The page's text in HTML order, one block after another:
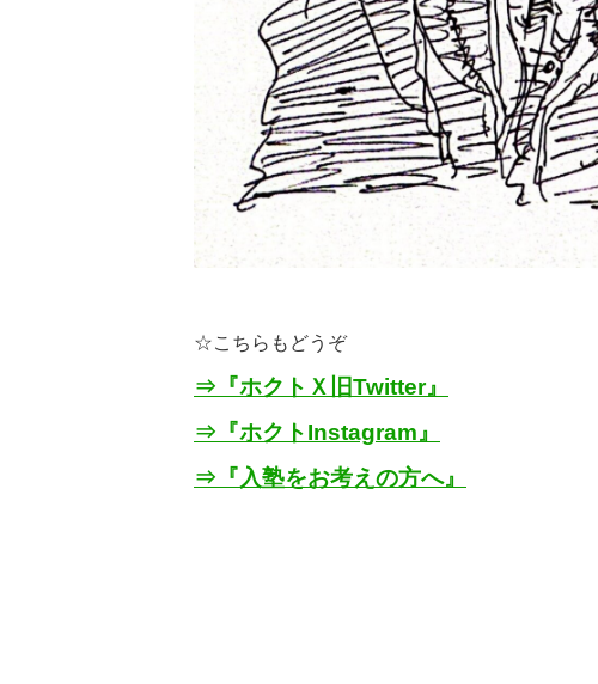
☆こちらもどうぞ
⇒『ホクトＸ旧Twitter』
⇒『ホクトInstagram』
⇒『入塾をお考えの方へ』